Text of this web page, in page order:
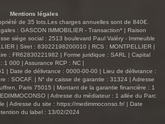
Mentions légales
de 35 lots.Les charges annuelles sont de 840€.
: GASCON IMMOBILIER - Transaction* | Raison
siège social : 2513 boulevard Paul Valéry - Immeuble
| Siret : 83022198200010 | RCS : MONTPELLIER |
: FR62830221982 | Forme juridique : SARL | Capital
1 000 | Assurance RCP : NC |
| Date de délivrance : 0000-00-00 | Lieu de délivrance :
: SOCAF. | N° de caisse de garantie : 31324 | Adresse
Paris 75015 | Montant de la garantie financière : 1
| Adresse du médiateur : 1 allée du Parc
| Adresse du site : https://medimmoconso.fr/| Date
du label : 13/02/2024